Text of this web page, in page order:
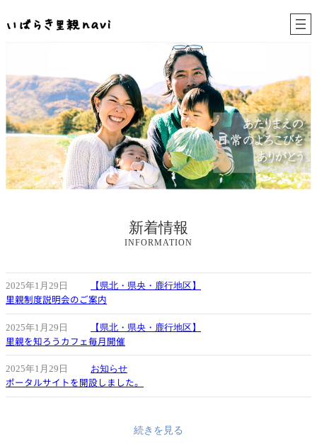
容
ッ
プ
新着情報
INFORMATION
2025年1月29日 【県北・県央・鹿行地区】
里親制度説明会のご案内
2025年1月29日 【県北・県央・鹿行地区】
里親を知ろうカフェ毎月開催
2025年1月29日 お知らせ
ポータルサイトを開設しました。
続きを見る